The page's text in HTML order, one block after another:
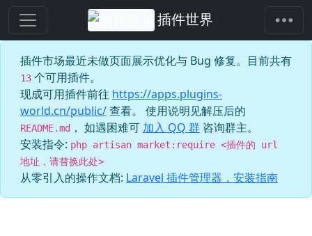
插件世界
插件市场最近未做页面展示优化与 Bug 修复。目前共有
13 个可用插件。
现成可用插件前往 https://apps.plugins-
world.cn/public/查看。 使用说明见解压后的
README.md ， 如遇困难可 加入 QQ 群 咨询群主。
安装指令: php artisan market:require <插件的 url
地址，请替换此处>
从零引入的操作文档: Laravel 插件管理器，安装指南